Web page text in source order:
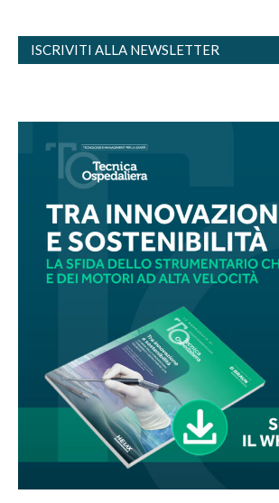
ISCRIVITI ALLA NEWSLETTER